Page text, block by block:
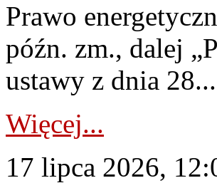
Prawo
późn. zm., dalej
ustawy z dnia 28...
Więcej...
17 lipca 2026,